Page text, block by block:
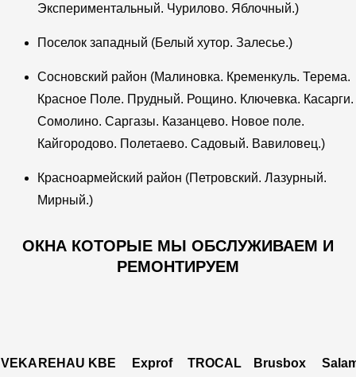
Экспериментальный. Чурилово. Яблочный.)
Поселок западный (Белый хутор. Залесье.)
Сосновский район (Малиновка. Кременкуль. Терема.
Красное Поле. Прудный. Рощино. Ключевка. Касарги.
Сомолино. Саргазы. Казанцево. Новое поле.
Кайгородово. Полетаево. Садовый. Вавиловец.)
Красноармейский район (Петровский. Лазурный.
Мирный.)
ОКНА КОТОРЫЕ МЫ ОБСЛУЖИВАЕМ И
РЕМОНТИРУЕМ
VEKA REHAU KBE
Exprof
TROCAL
Brusbox